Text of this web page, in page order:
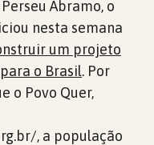
Abramo, o
nesta semana
um projeto
o Brasil. Por
o Povo Quer,
, a população